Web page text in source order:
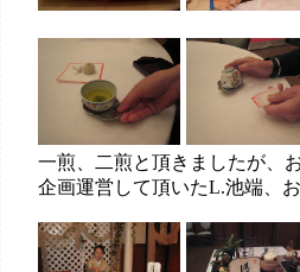
一煎、二煎と頂きましたが、
企画運営して頂いたL.池端、